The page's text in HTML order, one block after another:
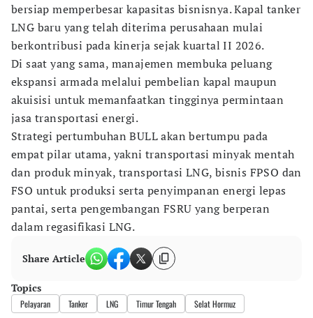
bersiap memperbesar kapasitas bisnisnya. Kapal tanker
LNG baru yang telah diterima perusahaan mulai
berkontribusi pada kinerja sejak kuartal II 2026.
Di saat yang sama, manajemen membuka peluang
ekspansi armada melalui pembelian kapal maupun
akuisisi untuk memanfaatkan tingginya permintaan
jasa transportasi energi.
Strategi pertumbuhan BULL akan bertumpu pada
empat pilar utama, yakni transportasi minyak mentah
dan produk minyak, transportasi LNG, bisnis FPSO dan
FSO untuk produksi serta penyimpanan energi lepas
pantai, serta pengembangan FSRU yang berperan
dalam regasifikasi LNG.
Share Article
Topics
Pelayaran Tanker LNG Timur Tengah Selat Hormuz